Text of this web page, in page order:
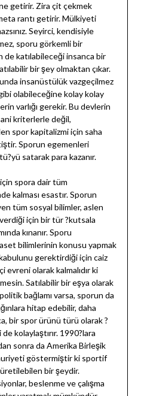
getirir. Zira çit çekmek
rantı getirir. Mülkiyeti
Seyirci, kendisiyle
sporu görkemli bir
katılabileceği insanca bir
bir şey olmaktan çıkar.
insanüstülük vazgeçilmez
olabileceğine kolay kolay
varlığı gerekir. Bu devlerin
kriterlerle değil,
spor kapitalizmi için saha
Sporun egemenleri
satarak para kazanır.
spora dair tüm
kalması esastır. Sporun
tüm sosyal bilimler, aslen
için bir tür ?kutsala
kınanır. Sporu
bilimlerinin konusu yapmak
gerektirdiği için caiz
evreni olarak kalmalıdır ki
Satılabilir bir eşya olarak
bağlamı varsa, sporun da
hitap edebilir, daha
bir spor ürünü türü olarak ?
kolaylaştırır. 1990?lara
sonra da Amerika Birleşik
göstermiştir ki sportif
bir şeydir.
beslenme ve çalışma